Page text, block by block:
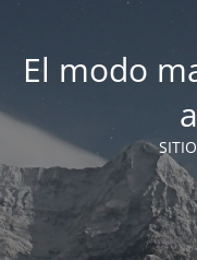
El modo